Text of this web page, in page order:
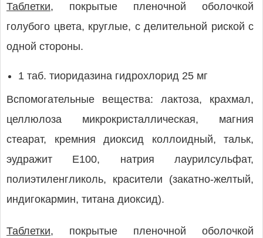
Таблетки, покрытые пленочной оболочкой
голубого цвета, круглые, с делительной риской с
одной стороны.
1 таб. тиоридазина гидрохлорид 25 мг
Вспомогательные вещества: лактоза, крахмал,
целлюлоза микрокристаллическая, магния
стеарат, кремния диоксид коллоидный, тальк,
эудражит Е100, натрия лаурилсульфат,
полиэтиленгликоль, красители (закатно-желтый,
индигокармин, титана диоксид).
Таблетки, покрытые пленочной оболочкой